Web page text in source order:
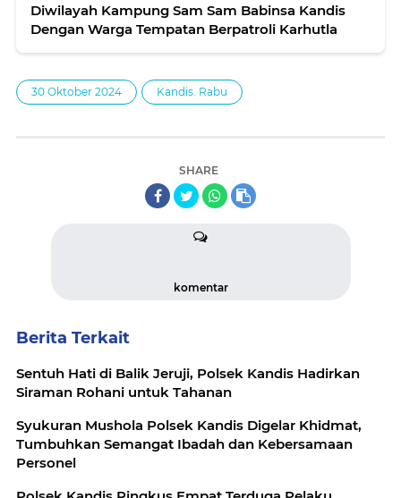
Diwilayah Kampung Sam Sam Babinsa Kandis
Dengan Warga Tempatan Berpatroli Karhutla
30 Oktober 2024 Kandis. Rabu
SHARE
komentar
Berita Terkait
Sentuh Hati di Balik Jeruji, Polsek Kandis Hadirkan
Siraman Rohani untuk Tahanan
Syukuran Mushola Polsek Kandis Digelar Khidmat,
Tumbuhkan Semangat Ibadah dan Kebersamaan
Personel